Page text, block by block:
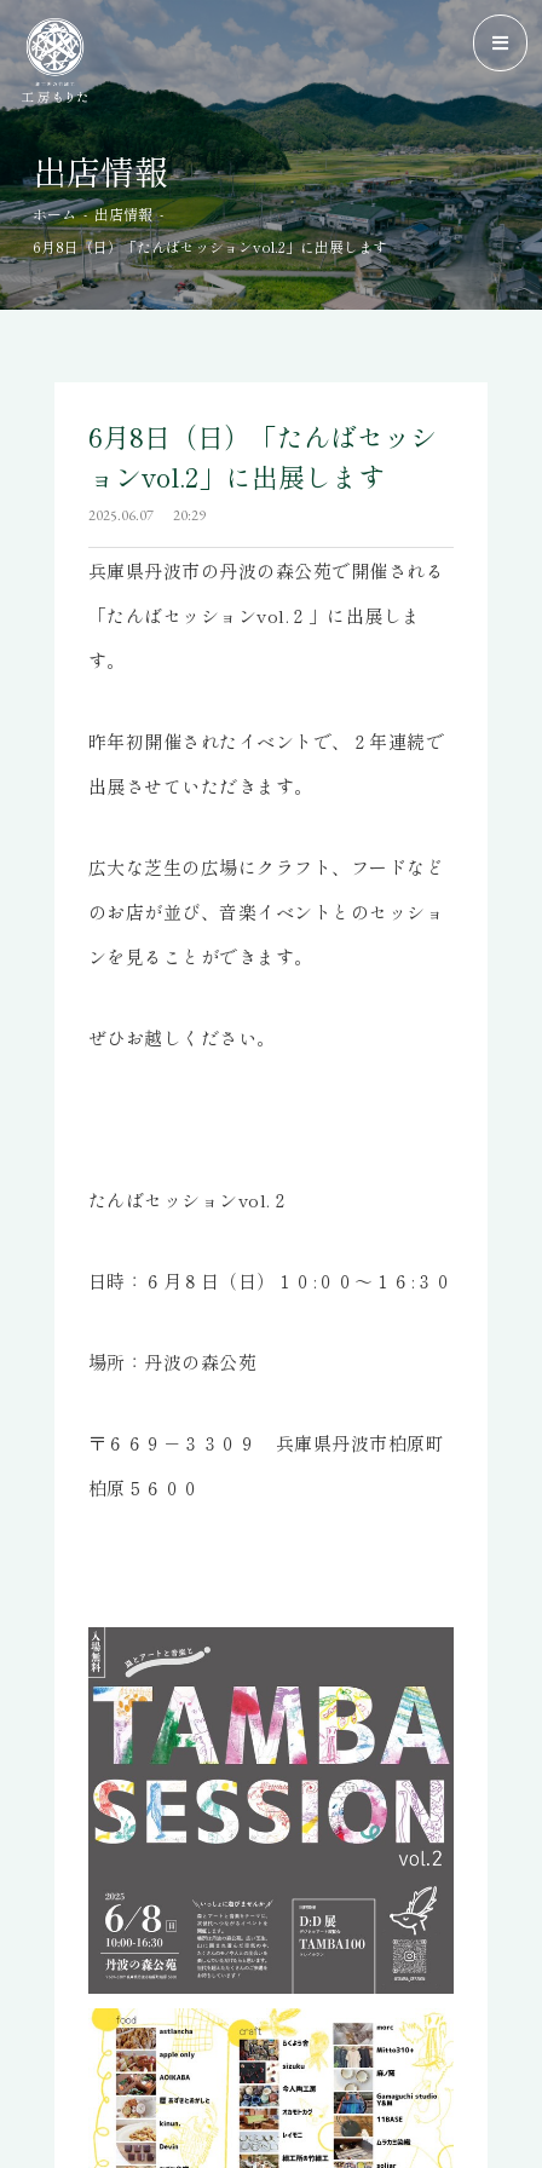
出店情報
ホーム - 出店情報 -
6月8日（日）「たんばセッションvol.2」に出展します
6月8日（日）「たんばセッシ
ョンvol.2」に出展します
2025.06.07 20:29
兵庫県丹波市の丹波の森公苑で開催される
「たんばセッションvol.２」に出展しま
す。
昨年初開催されたイベントで、２年連続で
出展させていただきます。
広大な芝生の広場にクラフト、フードなど
のお店が並び、音楽イベントとのセッショ
ンを見ることができます。
ぜひお越しください。
たんばセッションvol.２
日時：６月８日（日）１０:００～１６:３０
場所：丹波の森公苑
〒６６９－３３０９ 兵庫県丹波市柏原町
柏原５６００